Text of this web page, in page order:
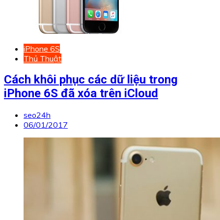
iPhone 6S
Thủ Thuật
Cách khôi phục các dữ liệu trong
iPhone 6S đã xóa trên iCloud
seo24h
06/01/2017